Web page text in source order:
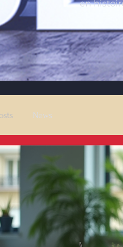
en
News